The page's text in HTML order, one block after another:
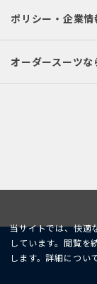
ポリシー・企業情
オーダースーツ
当サイトでは、快適
しています。閲覧
します。詳細につい